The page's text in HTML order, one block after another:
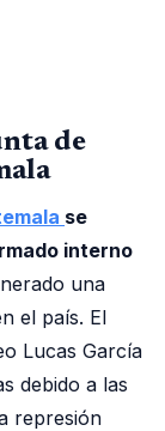
de
se
interno
una
el país. El
Lucas García
debido a las
represión